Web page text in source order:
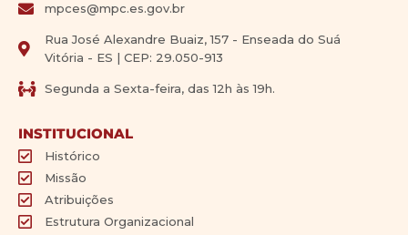
mpces@mpc.es.gov.br
Rua José Alexandre Buaiz, 157 - Enseada do Suá
Vitória - ES | CEP: 29.050-913
Segunda a Sexta-feira, das 12h às 19h.
INSTITUCIONAL
Histórico
Missão
Atribuições
Estrutura Organizacional